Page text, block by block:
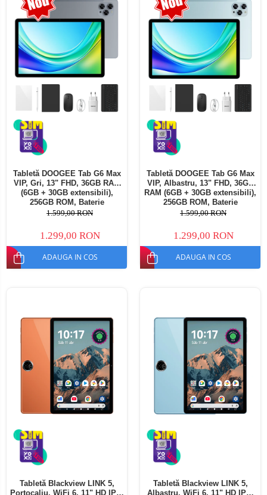
Telefoane mobile Ulefone
Telefoane mobile Unihertz
Telefoane mobile Cubot
Telefoane mobile Blackview
Telefoane mobile OSCAL
Telefoane mobile Fossibot
Telefoane mobile Lagenio
Telefoane mobile Samsung
Telefoane mobile iSEN
Telefoane mobile HUAWEI
Telefoane mobile iHunt
Telefoane mobile Xiaomi
Telefoane mobile Realme
Telefoane mobile ZTE Nubia
Tabletă DOOGEE Tab G6 Max
VIP, Gri, 13" FHD, 36GB RAM
(6GB + 30GB extensibili),
256GB ROM, Baterie
10800mAh, Android, Wi-Fi
1.599,00 RON
1.299,00 RON
ADAUGA IN COS
Tabletă DOOGEE Tab G6 Max
VIP, Albastru, 13" FHD, 36GB
RAM (6GB + 30GB extensibili),
256GB ROM, Baterie
10800mAh, Android, Wi-Fi
1.599,00 RON
1.299,00 RON
ADAUGA IN COS
Tabletă Blackview LINK 5,
Portocaliu, WiFi 6, 11" HD IPS,
Tabletă Blackview LINK 5,
Albastru, WiFi 6, 11" HD IPS,